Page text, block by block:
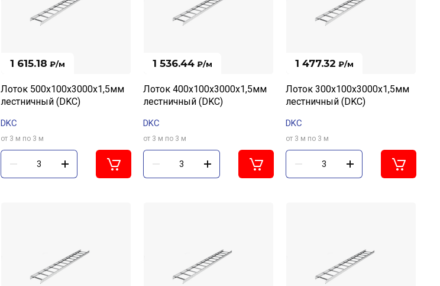
1 615.18 ₽/м
Лоток 500х100х3000х1,5мм
лестничный (DKC)
DKC
от 3 м по 3 м
1 536.44 ₽/м
Лоток 400х100х3000х1,5мм
лестничный (DKC)
DKC
от 3 м по 3 м
1 477.32 ₽/м
Лоток 300х100х3000х1,5мм
лестничный (DKC)
DKC
от 3 м по 3 м